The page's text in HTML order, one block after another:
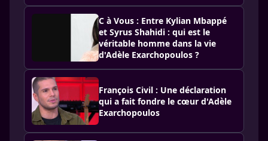
C à Vous : Entre Kylian Mbappé
et Syrus Shahidi : qui est le
véritable homme dans la vie
d'Adèle Exarchopoulos ?
François Civil : Une déclaration
qui a fait fondre le cœur d'Adèle
Exarchopoulos